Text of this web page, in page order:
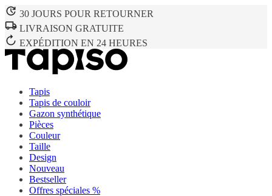
30 JOURS POUR RETOURNER
LIVRAISON GRATUITE
EXPÉDITION EN 24 HEURES
Tapis
Tapis de couloir
Gazon synthétique
Pièces
Couleur
Taille
Design
Nouveau
Bestseller
Offres spéciales %